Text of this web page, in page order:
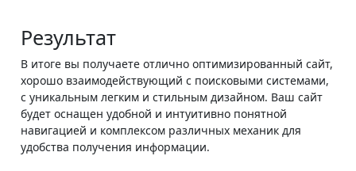
Результат
В итоге вы получаете отлично оптимизированный сайт,
хорошо взаимодействующий с поисковыми системами,
с уникальным легким и стильным дизайном. Ваш сайт
будет оснащен удобной и интуитивно понятной
навигацией и комплексом различных механик для
удобства получения информации.